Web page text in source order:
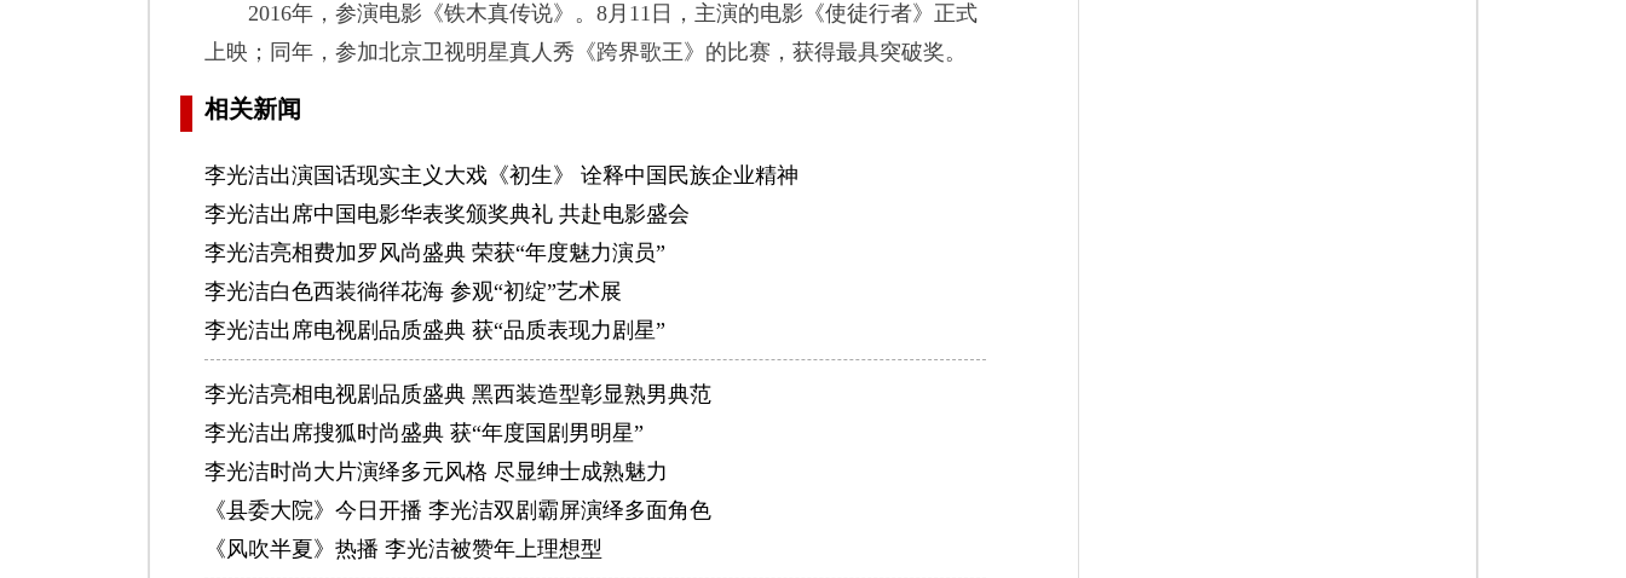
2016年，参演电影《铁木真传说》。8月11日，主演的电影《使徒行者》正式
上映；同年，参加北京卫视明星真人秀《跨界歌王》的比赛，获得最具突破奖。
相关新闻
李光洁出演国话现实主义大戏《初生》 诠释中国民族企业精神
李光洁出席中国电影华表奖颁奖典礼 共赴电影盛会
李光洁亮相费加罗风尚盛典 荣获“年度魅力演员”
李光洁白色西装徜徉花海 参观“初绽”艺术展
李光洁出席电视剧品质盛典 获“品质表现力剧星”
李光洁亮相电视剧品质盛典 黑西装造型彰显熟男典范
李光洁出席搜狐时尚盛典 获“年度国剧男明星”
李光洁时尚大片演绎多元风格 尽显绅士成熟魅力
《县委大院》今日开播 李光洁双剧霸屏演绎多面角色
《风吹半夏》热播 李光洁被赞年上理想型